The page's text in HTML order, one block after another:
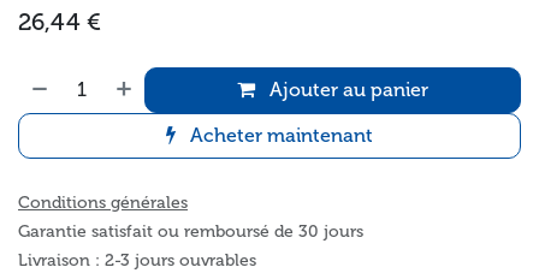
26,44 €
Ajouter au panier
Acheter maintenant
Conditions générales
Garantie satisfait ou remboursé de 30 jours
Livraison : 2-3 jours ouvrables